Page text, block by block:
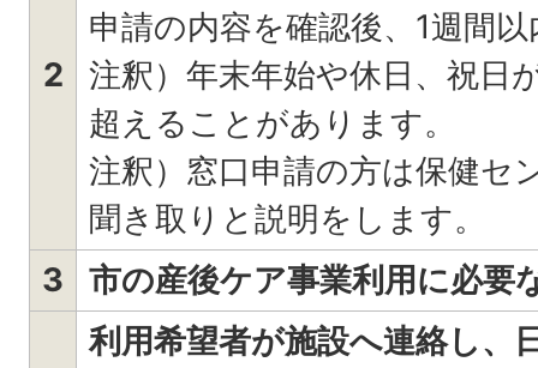
2
申請の内容を確認後、1週間
注釈）年末年始や休日、祝日
超えることがあります。
注釈）窓口申請の方は保健セ
聞き取りと説明をします。
3
市の産後ケア事業利用に必要
利用希望者が施設へ連絡し、